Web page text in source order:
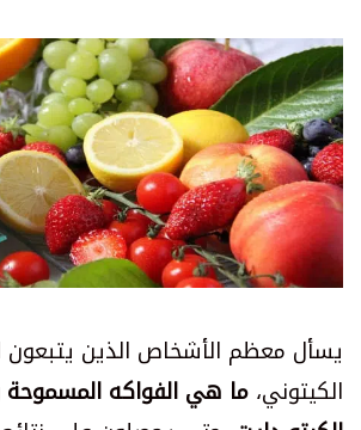
يسأل معظم الأشخاص الذين يتبعون
الكيتوني، ما هي الفواكه